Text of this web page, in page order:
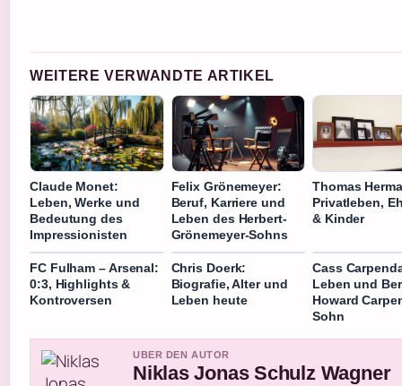
WEITERE VERWANDTE ARTIKEL
Claude Monet:
Leben, Werke und
Bedeutung des
Impressionisten
Felix Grönemeyer:
Beruf, Karriere und
Leben des Herbert-
Grönemeyer-Sohns
Thomas
Privatleben,
& Kinder
FC Fulham – Arsenal:
0:3, Highlights &
Kontroversen
Chris Doerk:
Biografie, Alter und
Leben heute
Cass
Leben und
Howard
Sohn
UBER DEN AUTOR
Niklas Jonas Schulz Wagner